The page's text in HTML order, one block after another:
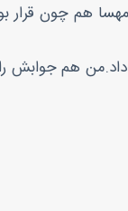
هم چون قرار
هم جوابش